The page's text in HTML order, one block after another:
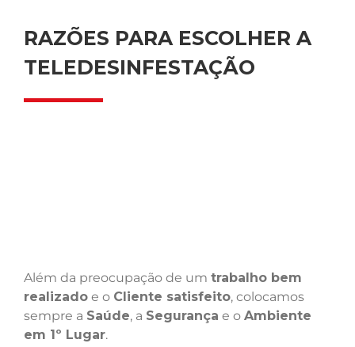
RAZÕES PARA ESCOLHER A
TELEDESINFESTAÇÃO
Além da preocupação de um trabalho bem
realizado e o Cliente satisfeito, colocamos
sempre a Saúde, a Segurança e o Ambiente
em 1º Lugar.